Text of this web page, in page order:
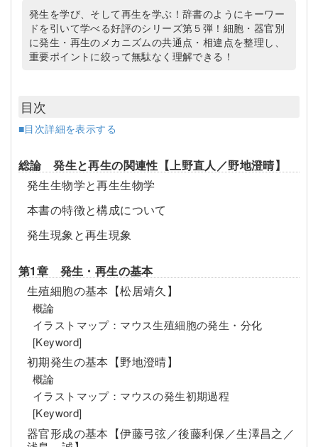
発生を学び、そして再生を学ぶ！辞書のようにキーワー
ドを引いて学べる好評のシリーズ第５弾！細胞・器官別
に発生・再生のメカニズムの共通点・相違点を整理し、
重要ポイントに絞って無駄なく理解できる！
目次
■目次詳細を表示する
総論 発生と再生の関連性【上野直人／野地澄晴】
発生生物学と再生生物学
本書の特徴と構成について
発生現象と再生現象
第1章 発生・再生の基本
生殖細胞の基本【松居靖久】
概論
イラストマップ：マウス生殖細胞の発生・分化
[Keyword]
初期発生の基本【野地澄晴】
概論
イラストマップ：マウスの発生初期過程
[Keyword]
器官形成の基本【伊藤弓弦／後藤利保／生澤昌之／